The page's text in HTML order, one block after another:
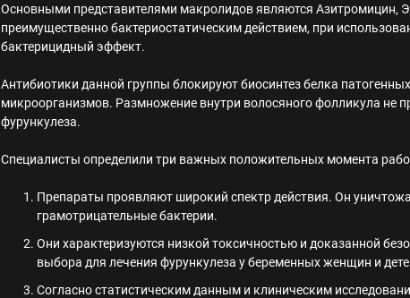
Основными представителями макролидов являются Азитромицин,
преимущественно бактериостатическим действием, при
бактерицидный эффект.
Антибиотики данной группы блокируют биосинтез белка
микроорганизмов. Размножение внутри волосяного фолликула не
фурункулеза.
Специалисты определили три важных положительных момента
Препараты проявляют широкий спектр действия. Он
грамотрицательные бактерии.
Они характеризуются низкой токсичностью и доказанной
выбора для лечения фурункулеза у беременных женщин и
Согласно статистическим данным и клиническим